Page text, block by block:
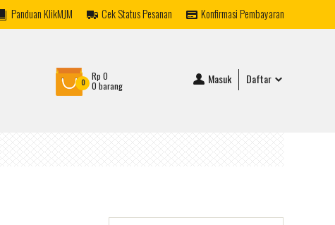
Panduan KlikMJM Cek Status Pesanan Konfirmasi Pembayaran
0
Rp 0
0 barang
Masuk Daftar